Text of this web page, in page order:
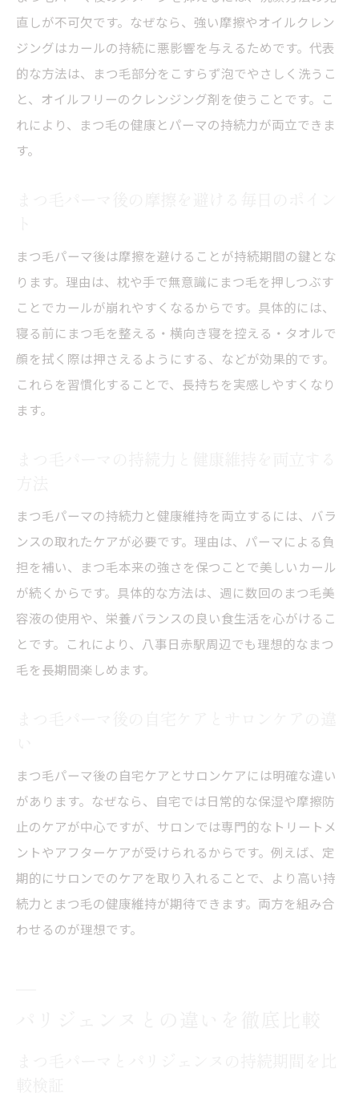
直しが不可欠です。なぜなら、強い摩擦やオイルクレン
ジングはカールの持続に悪影響を与えるためです。代表
的な方法は、まつ毛部分をこすらず泡でやさしく洗うこ
と、オイルフリーのクレンジング剤を使うことです。こ
れにより、まつ毛の健康とパーマの持続力が両立できま
す。
まつ毛パーマ後は摩擦を避けることが持続期間の鍵とな
ります。理由は、枕や手で無意識にまつ毛を押しつぶす
ことでカールが崩れやすくなるからです。具体的には、
寝る前にまつ毛を整える・横向き寝を控える・タオルで
顔を拭く際は押さえるようにする、などが効果的です。
これらを習慣化することで、長持ちを実感しやすくなり
ます。
まつ毛パーマの持続力と健康維持を両立するには、バラ
ンスの取れたケアが必要です。理由は、パーマによる負
担を補い、まつ毛本来の強さを保つことで美しいカール
が続くからです。具体的な方法は、週に数回のまつ毛美
容液の使用や、栄養バランスの良い食生活を心がけるこ
とです。これにより、八事日赤駅周辺でも理想的なまつ
毛を長期間楽しめます。
まつ毛パーマ後の自宅ケアとサロンケアには明確な違い
があります。なぜなら、自宅では日常的な保湿や摩擦防
止のケアが中心ですが、サロンでは専門的なトリートメ
ントやアフターケアが受けられるからです。例えば、定
期的にサロンでのケアを取り入れることで、より高い持
続力とまつ毛の健康維持が期待できます。両方を組み合
わせるのが理想です。